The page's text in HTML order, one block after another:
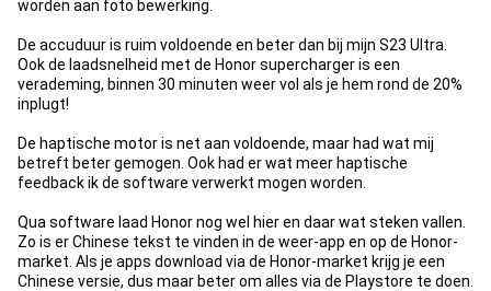
worden aan foto bewerking.
De accuduur is ruim voldoende en beter dan bij mijn S23 Ultra.
Ook de laadsnelheid met de Honor supercharger is een
verademing, binnen 30 minuten weer vol als je hem rond de 20%
inplugt!
De haptische motor is net aan voldoende, maar had wat mij
betreft beter gemogen. Ook had er wat meer haptische
feedback ik de software verwerkt mogen worden.
Qua software laad Honor nog wel hier en daar wat steken vallen.
Zo is er Chinese tekst te vinden in de weer-app en op de Honor-
market. Als je apps download via de Honor-market krijg je een
Chinese versie, dus maar beter om alles via de Playstore te doen.